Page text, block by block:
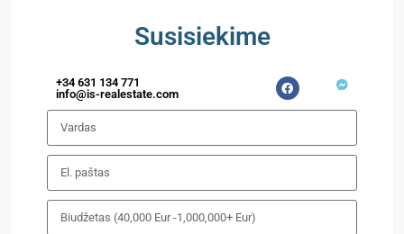
Susisiekime
+34 631 134 771
info@is-realestate.com